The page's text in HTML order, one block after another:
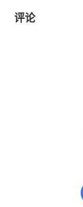
评论